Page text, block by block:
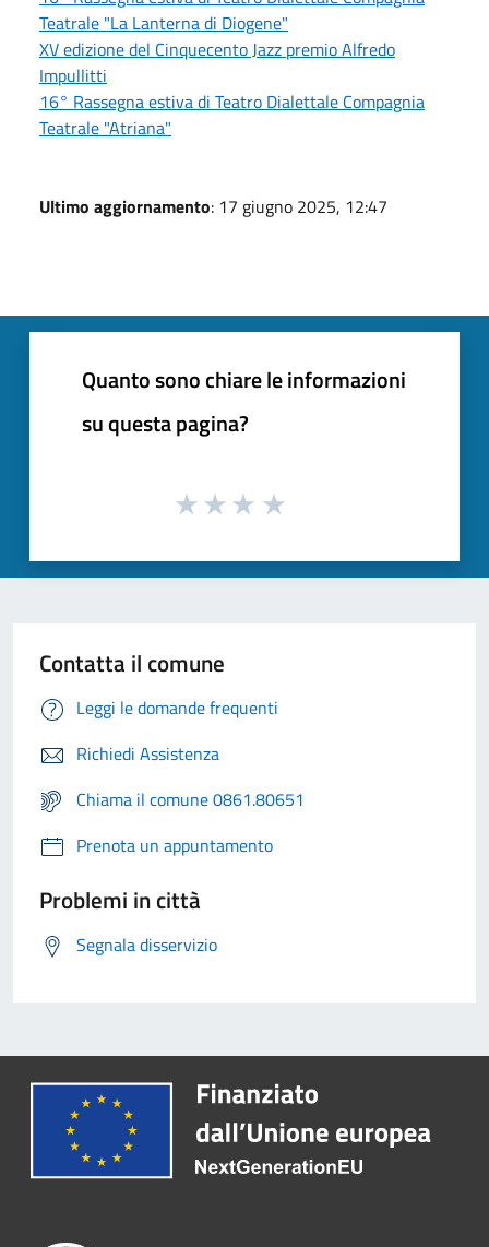
Teatrale "La Lanterna di Diogene"
XV edizione del Cinquecento Jazz premio Alfredo
Impullitti
16° Rassegna estiva di Teatro Dialettale Compagnia
Teatrale "Atriana"
Ultimo aggiornamento: 17 giugno 2025, 12:47
Quanto sono chiare le informazioni
su questa pagina?
Contatta il comune
Leggi le domande frequenti
Richiedi Assistenza
Chiama il comune 0861.80651
Prenota un appuntamento
Problemi in città
Segnala disservizio